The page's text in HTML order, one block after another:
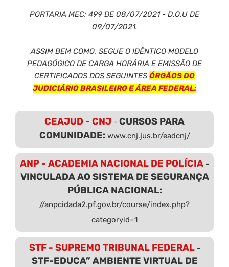
PORTARIA MEC: 499 DE 08/07/2021 - D.O.U DE
09/07/2021.
ASSIM BEM COMO, SEGUE O IDÊNTICO MODELO
PEDAGÓGICO DE CARGA HORÁRIA E EMISSÃO DE
CERTIFICADOS DOS SEGUINTES ÓRGÃOS DO
JUDICIÁRIO BRASILEIRO E ÁREA FEDERAL:
CEAJUD - CNJ - CURSOS PARA
COMUNIDADE: www.cnj.jus.br/eadcnj/
ANP - ACADEMIA NACIONAL DE POLÍCIA -
VINCULADA AO SISTEMA DE SEGURANÇA
PÚBLICA NACIONAL:
//anpcidada2.pf.gov.br/course/index.php?
categoryid=1
STF - SUPREMO TRIBUNAL FEDERAL-
STF-EDUCA” AMBIENTE VIRTUAL DE